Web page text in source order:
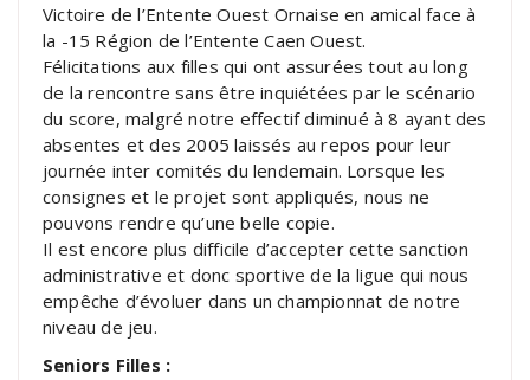
Victoire de l’Entente Ouest Ornaise en amical face à
la -15 Région de l’Entente Caen Ouest.
Félicitations aux filles qui ont assurées tout au long
de la rencontre sans être inquiétées par le scénario
du score, malgré notre effectif diminué à 8 ayant des
absentes et des 2005 laissés au repos pour leur
journée inter comités du lendemain. Lorsque les
consignes et le projet sont appliqués, nous ne
pouvons rendre qu’une belle copie.
Il est encore plus difficile d’accepter cette sanction
administrative et donc sportive de la ligue qui nous
empêche d’évoluer dans un championnat de notre
niveau de jeu.
Seniors Filles :